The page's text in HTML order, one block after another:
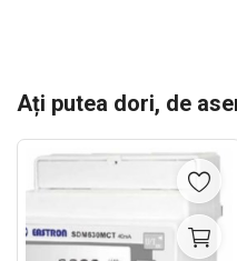
Ați putea dori, de